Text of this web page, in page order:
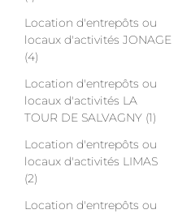
Location d'entrepôts ou
locaux d'activités JONAGE
(4)
Location d'entrepôts ou
locaux d'activités LA
TOUR DE SALVAGNY (1)
Location d'entrepôts ou
locaux d'activités LIMAS
(2)
Location d'entrepôts ou